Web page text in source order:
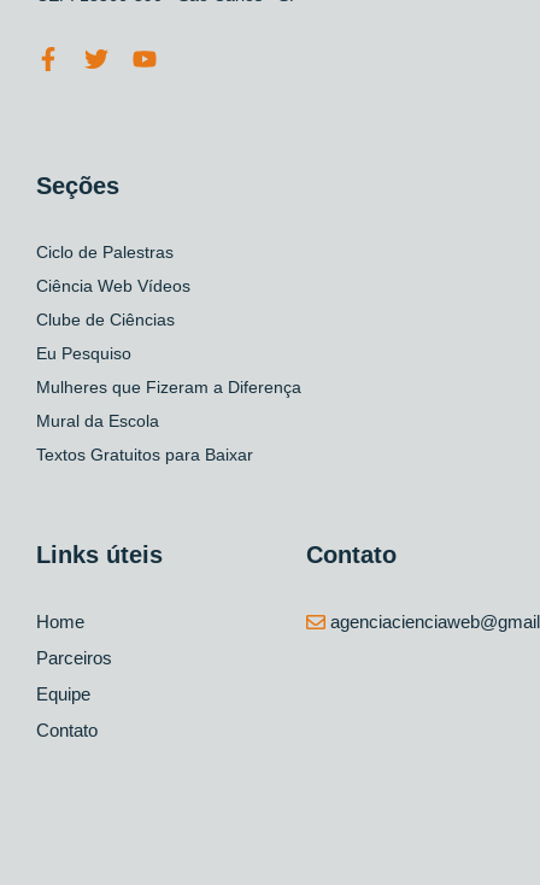
Seções
Ciclo de Palestras
Ciência Web Vídeos
Clube de Ciências
Eu Pesquiso
Mulheres que Fizeram a Diferença
Mural da Escola
Textos Gratuitos para Baixar
Links úteis
Home
Parceiros
Equipe
Contato
Contato